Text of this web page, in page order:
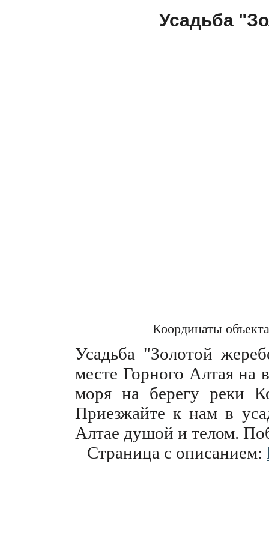
Усадьба
Координаты
Усадьба "Золотой
месте Горного Алтая на
моря на берегу реки
Приезжайте к нам в
Алтае душой и телом.
Страница с описанием: